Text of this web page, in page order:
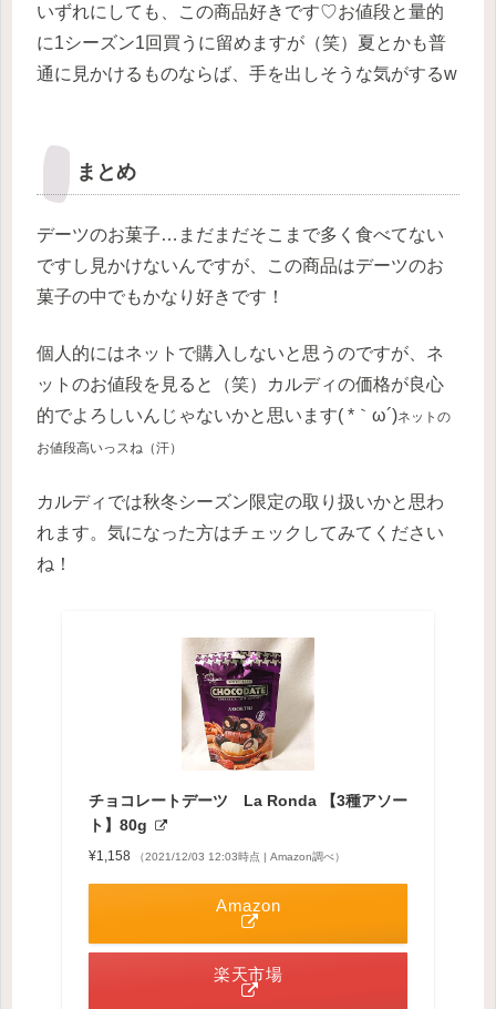
いずれにしても、この商品好きです♡お値段と量的
に1シーズン1回買うに留めますが（笑）夏とかも普
通に見かけるものならば、手を出しそうな気がするw
まとめ
デーツのお菓子…まだまだそこまで多く食べてない
ですし見かけないんですが、この商品はデーツのお
菓子の中でもかなり好きです！
個人的にはネットで購入しないと思うのですが、ネ
ットのお値段を見ると（笑）カルディの価格が良心
的でよろしいんじゃないかと思います( *｀ω´)ネットの
お値段高いっスね（汗）
カルディでは秋冬シーズン限定の取り扱いかと思わ
れます。気になった方はチェックしてみてください
ね！
チョコレートデーツ La Ronda 【3種アソー
ト】80g
¥1,158 （2021/12/03 12:03時点 | Amazon調べ）
Amazon
楽天市場